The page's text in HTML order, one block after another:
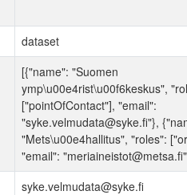
dataset
[{"name": "Suomen
ymp\u00e4rist\u00f6keskus",
["pointOfContact"], "email":
"syke.velmudata@syke.fi"},
"Mets\u00e4hallitus", "roles":
"email":
syke.velmudata@syke.fi